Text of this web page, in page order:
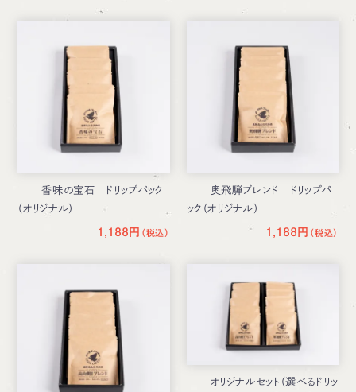
香味の宝石 ドリップパック
（オリジナル）
1,188円
奥飛騨ブレンド ドリップパ
ック（オリジナル）
1,188円
オリジナルセット（選べるドリッ